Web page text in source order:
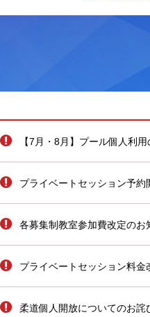
【7月・8月】プール個人利
プライベートセッション予約
各募集制教室参加費改定のお
プライベートセッション料金
柔道個人開放についてのお詫